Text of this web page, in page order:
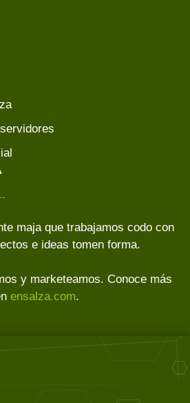
maja que trabajamos codo con
e ideas tomen forma.
y marketeamos. Conoce más
ensalza.com.